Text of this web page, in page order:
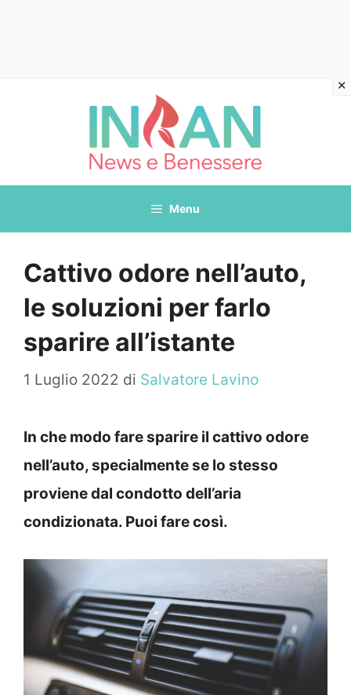
Menu
Cattivo odore nell’auto,
le soluzioni per farlo
sparire all’istante
1 Luglio 2022 di Salvatore Lavino
In che modo fare sparire il cattivo odore
nell’auto, specialmente se lo stesso
proviene dal condotto dell’aria
condizionata. Puoi fare così.